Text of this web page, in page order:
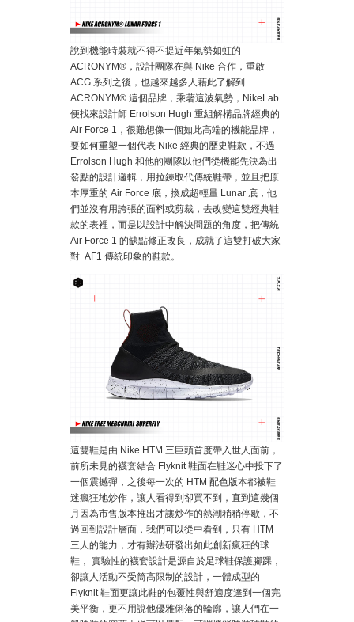
說到機能時裝就不得不提近年氣勢如虹的
ACRONYM®，設計團隊在與 Nike 合作，重啟
ACG 系列之後，也越來越多人藉此了解到
ACRONYM® 這個品牌，乘著這波氣勢，NikeLab
便找來設計師 Errolson Hugh 重組解構品牌經典的
Air Force 1，很難想像一個如此高端的機能品牌，
要如何重塑一個代表 Nike 經典的歷史鞋款，不過
Errolson Hugh 和他的團隊以他們從機能先決為出
發點的設計邏輯，用拉鍊取代傳統鞋帶，並且把原
本厚重的 Air Force 底，換成超輕量 Lunar 底，他
們並沒有用誇張的面料或剪裁，去改變這雙經典鞋
款的表裡，而是以設計中解決問題的角度，把傳統
Air Force 1 的缺點修正改良，成就了這雙打破大家
對 AF1 傳統印象的鞋款。
這雙鞋是由 Nike HTM 三巨頭首度帶入世人面前，
前所未見的襪套結合 Flyknit 鞋面在鞋迷心中投下了
一個震撼彈，之後每一次的 HTM 配色版本都被鞋
迷瘋狂地炒作，讓人看得到卻買不到，直到這幾個
月因為市售版本推出才讓炒作的熱潮稍稍停歇，不
過回到設計層面，我們可以從中看到，只有 HTM
三人的能力，才有辦法研發出如此創新瘋狂的球
鞋， 實驗性的襪套設計是源自於足球鞋保護腳踝，
卻讓人活動不受筒高限制的設計，一體成型的
Flyknit 鞋面更讓此鞋的包覆性與舒適度達到一個完
美平衡，更不用說他優雅俐落的輪廓，讓人們在一